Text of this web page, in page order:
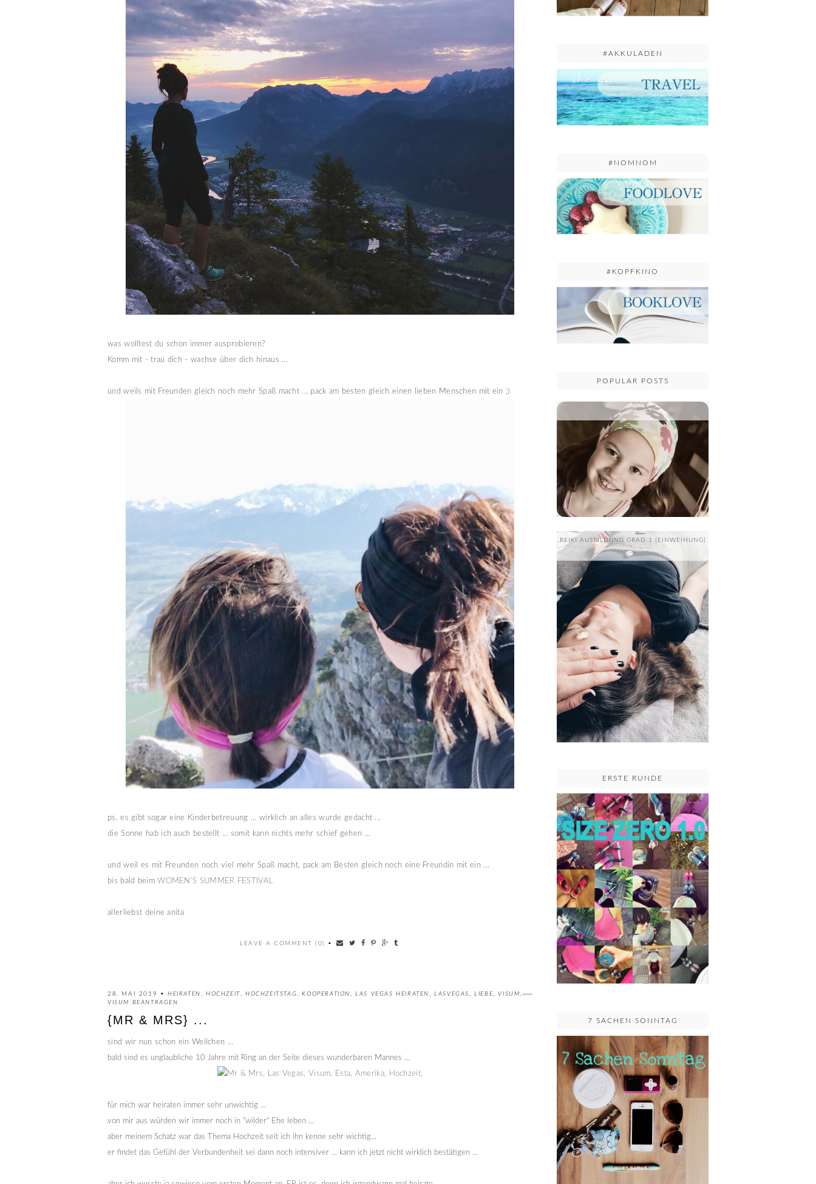
was wolltest du schon immer ausprobieren?
Komm mit - trau dich - wachse über dich hinaus ...
und weils mit Freunden gleich noch mehr Spaß macht ... pack am besten gleich einen lieben Menschen mit ein ;)
ps. es gibt sogar eine Kinderbetreuung ... wirklich an alles wurde gedacht ...
die Sonne hab ich auch bestellt ... somit kann nichts mehr schief gehen ...
und weil es mit Freunden noch viel mehr Spaß macht, pack am Besten gleich noch eine Freundin mit ein ...
bis bald beimWOMEN'S SUMMER FESTIVAL
allerliebst deine anita
LEAVE A COMMENT (0) •
28. MAI 2019 • HEIRATEN ,HOCHZEIT,HOCHZEITSTAG,KOOPERATION,LAS VEGAS HEIRATEN,LASVEGAS,LIEBE,VISUM,
VISUM BEANTRAGEN
{MR & MRS} ...
sind wir nun schon ein Weilchen ...
bald sind es unglaubliche 10 Jahre mit Ring an der Seite dieses wunderbaren Mannes ...
für mich war heiraten immer sehr unwichtig ...
von mir aus würden wir immer noch in "wilder" Ehe leben ...
aber meinem Schatz war das Thema Hochzeit seit ich ihn kenne sehr wichtig...
er findet das Gefühl der Verbundenheit sei dann noch intensiver ... kann ich jetzt nicht wirklich bestätigen ...
#AKKULADEN
#NOMNOM
#KOPFKINO
POPULAR POSTS
...
REIKI AUSBILDUNG GRAD 1 {EINWEIHUNG}
....
ERSTE RUNDE
7 SACHEN SONNTAG